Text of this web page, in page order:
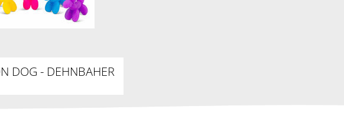
DOG - DEHNBAHER